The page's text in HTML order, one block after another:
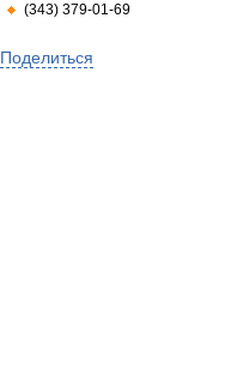
(343) 379-01-69
Поделиться